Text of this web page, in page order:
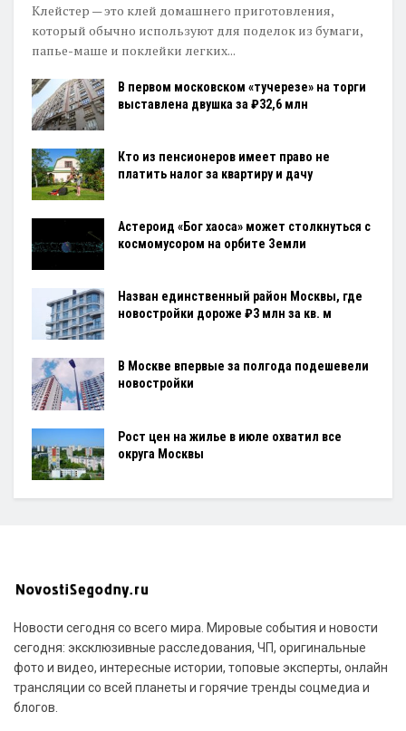
Клейстер — это клей домашнего приготовления,
который обычно используют для поделок из бумаги,
папье-маше и поклейки легких...
В первом московском «тучерезе» на торги
выставлена двушка за ₽32,6 млн
Кто из пенсионеров имеет право не
платить налог за квартиру и дачу
Астероид «Бог хаоса» может столкнуться с
космомусором на орбите Земли
Назван единственный район Москвы, где
новостройки дороже ₽3 млн за кв. м
В Москве впервые за полгода подешевели
новостройки
Рост цен на жилье в июле охватил все
округа Москвы
Новости сегодня со всего мира. Мировые события и новости
сегодня: эксклюзивные расследования, ЧП, оригинальные
фото и видео, интересные истории, топовые эксперты, онлайн
трансляции со всей планеты и горячие тренды соцмедиа и
блогов.